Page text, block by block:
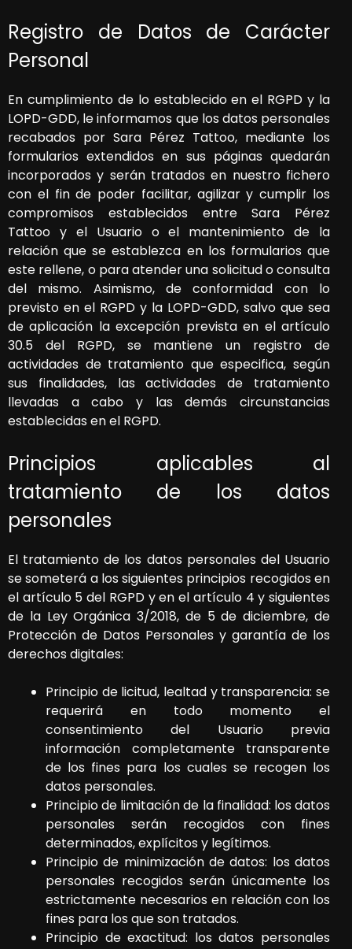
Registro de Datos de Carácter
Personal
En cumplimiento de lo establecido en el RGPD y la
LOPD-GDD, le informamos que los datos personales
recabados porSara Pérez Tattoo, mediante los
formularios extendidos en sus páginas quedarán
incorporados y serán tratados en nuestro fichero
con el fin de poder facilitar, agilizar y cumplir los
compromisos establecidos entreSara Pérez
Tattoo y el Usuario o el mantenimiento de la
relación que se establezca en los formularios que
este rellene, o para atender una solicitud o consulta
del mismo. Asimismo, de conformidad con lo
previsto en el RGPD y la LOPD-GDD, salvo que sea
de aplicación la excepción prevista en el artículo
30.5 del RGPD, se mantiene un registro de
actividades de tratamiento que especifica, según
sus finalidades, las actividades de tratamiento
llevadas a cabo y las demás circunstancias
establecidas en el RGPD.
Principios aplicables al
tratamiento de los datos
personales
El tratamiento de los datos personales del Usuario
se someterá a los siguientes principios recogidos en
el artículo 5 del RGPD y en el artículo 4 y siguientes
de la Ley Orgánica 3/2018, de 5 de diciembre, de
Protección de Datos Personales y garantía de los
derechos digitales:
Principio de licitud, lealtad y transparencia: se
requerirá en todo momento el
consentimiento del Usuario previa
información completamente transparente
de los fines para los cuales se recogen los
datos personales.
Principio de limitación de la finalidad: los datos
personales serán recogidos con fines
determinados, explícitos y legítimos.
Principio de minimización de datos: los datos
personales recogidos serán únicamente los
estrictamente necesarios en relación con los
fines para los que son tratados.
Principio de exactitud: los datos personales